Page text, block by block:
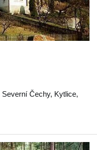
Severní Čechy, Kytlice,